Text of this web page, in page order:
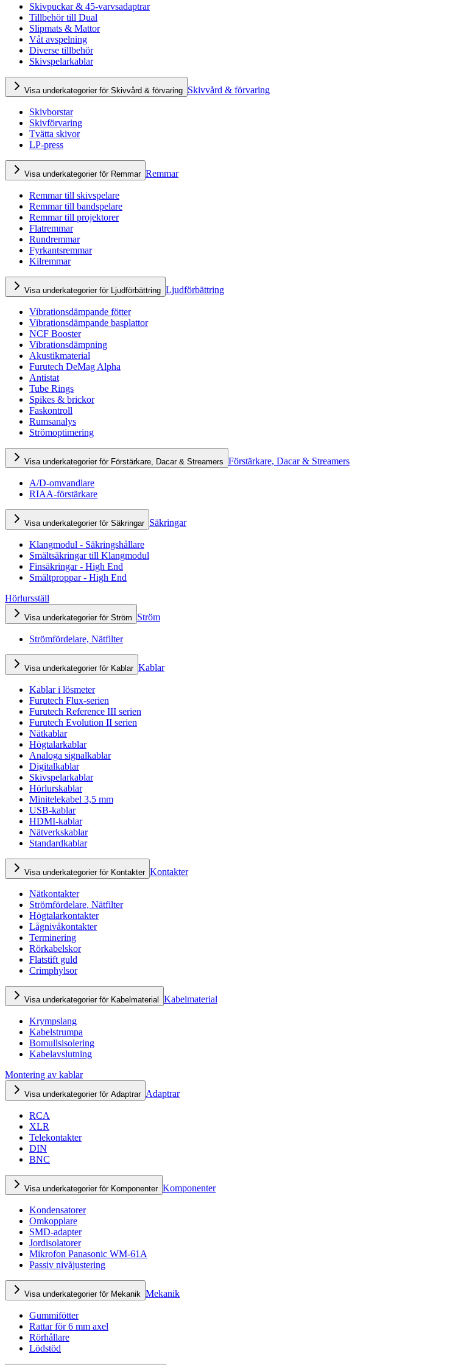
Skivpuckar & 45-varvsadaptrar
Tillbehör till Dual
Slipmats & Mattor
Våt avspelning
Diverse tillbehör
Skivspelarkablar
Visa underkategorier för Skivvård & förvaring Skivvård & förvaring
Skivborstar
Skivförvaring
Tvätta skivor
LP-press
Visa underkategorier för Remmar Remmar
Remmar till skivspelare
Remmar till bandspelare
Remmar till projektorer
Flatremmar
Rundremmar
Fyrkantsremmar
Kilremmar
Visa underkategorier för Ljudförbättring Ljudförbättring
Vibrationsdämpande fötter
Vibrationsdämpande basplattor
NCF Booster
Vibrationsdämpning
Akustikmaterial
Furutech DeMag Alpha
Antistat
Tube Rings
Spikes & brickor
Faskontroll
Rumsanalys
Strömoptimering
Visa underkategorier för Förstärkare, Dacar & Streamers Förstärkare, Dacar & Streamers
A/D-omvandlare
RIAA-förstärkare
Visa underkategorier för Säkringar Säkringar
Klangmodul - Säkringshållare
Smältsäkringar till Klangmodul
Finsäkringar - High End
Smältproppar - High End
Hörlursställ
Visa underkategorier för Ström Ström
Strömfördelare, Nätfilter
Visa underkategorier för Kablar Kablar
Kablar i lösmeter
Furutech Flux-serien
Furutech Reference III serien
Furutech Evolution II serien
Nätkablar
Högtalarkablar
Analoga signalkablar
Digitalkablar
Skivspelarkablar
Hörlurskablar
Minitelekabel 3,5 mm
USB-kablar
HDMI-kablar
Nätverkskablar
Standardkablar
Visa underkategorier för Kontakter Kontakter
Nätkontakter
Strömfördelare, Nätfilter
Högtalarkontakter
Lågnivåkontakter
Terminering
Rörkabelskor
Flatstift guld
Crimphylsor
Visa underkategorier för Kabelmaterial Kabelmaterial
Krympslang
Kabelstrumpa
Bomullsisolering
Kabelavslutning
Montering av kablar
Visa underkategorier för Adaptrar Adaptrar
RCA
XLR
Telekontakter
DIN
BNC
Visa underkategorier för Komponenter Komponenter
Kondensatorer
Omkopplare
SMD-adapter
Jordisolatorer
Mikrofon Panasonic WM-61A
Passiv nivåjustering
Visa underkategorier för Mekanik Mekanik
Gummifötter
Rattar för 6 mm axel
Rörhållare
Lödstöd